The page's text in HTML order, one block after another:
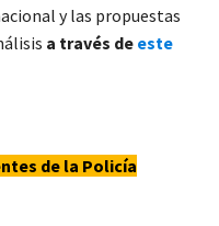
y las propuestas
a través de este
de la Policía